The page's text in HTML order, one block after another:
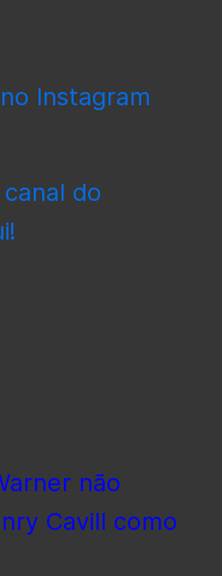
Instagram
do
não
Cavill como